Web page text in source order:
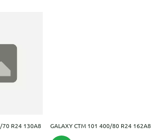
70 R24 130A8 GALAXY CTM 101 400/80 R24 162A8